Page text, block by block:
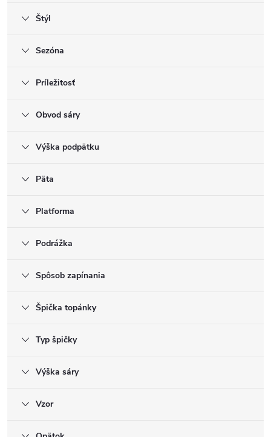
Štýl
Sezóna
Príležitosť
Obvod sáry
Výška podpätku
Päta
Platforma
Podrážka
Spôsob zapínania
Špička topánky
Typ špičky
Výška sáry
Vzor